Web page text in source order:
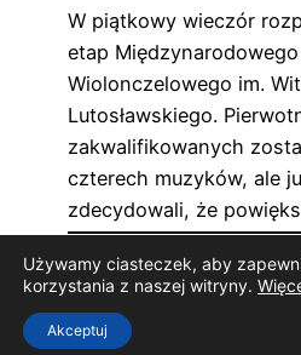
W piątkowy wieczór
etap
Wiolonczelowego im.
Lutosławskiego.
zakwalifikowanych
czterech muzyków, ale
zdecydowali, że
« 1 2 3
Używamy ciasteczek, aby
korzystania z naszej witryny.
Akceptuj